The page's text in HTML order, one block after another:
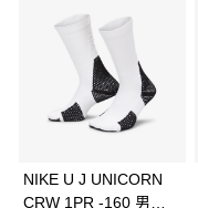
3 期 0 利率 每期
合作金庫商業銀行
華南商業銀行
上海商業儲蓄銀行
Apple Pay
NIKE U J UNICORN
CRW 1PR -160 男女